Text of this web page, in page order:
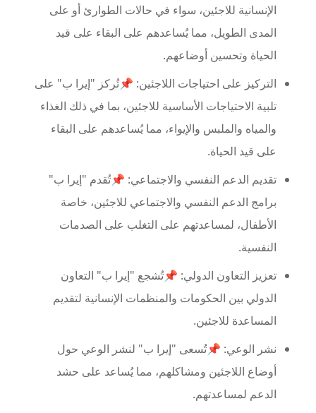
الإنسانية للاجئين، سواء في حالات الطوارئ أو على
المدى الطويل، مما يُساعدهم على البقاء على قيد
الحياة وتحسين أوضاعهم.
التركيز على احتياجات اللاجئين: 📌تُركز "إيرا ب" على
تلبية الاحتياجات الأساسية للاجئين، بما في ذلك الغذاء
والمياه والملبس والإيواء، مما يُساعدهم على البقاء
على قيد الحياة.
تقديم الدعم النفسي والاجتماعي: 📌تُقدم "إيرا ب"
برامج الدعم النفسي والاجتماعي للاجئين، خاصة
الأطفال، لمساعدتهم على التغلب على الصدمات
النفسية.
تعزيز التعاون الدولي: 📌تُشجع "إيرا ب" التعاون
الدولي بين الحكومات والمنظمات الإنسانية لتقديم
المساعدة للاجئين.
نشر الوعي: 📌تُسعى "إيرا ب" لنشر الوعي حول
أوضاع اللاجئين ومشاكلهم، مما يُساعد على حشد
الدعم لمساعدتهم.